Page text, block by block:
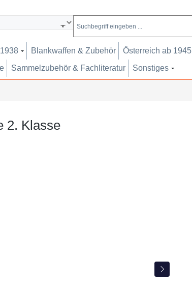
Blankwaffen & Zubehör Österreich ab 1945
Sammelzubehör & Fachliteratur Sonstiges
2. Klasse